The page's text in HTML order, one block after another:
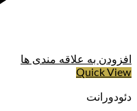
با کمک پنبه، چشم پاککن
ترکیبات اصلی محلول
– آب
– سیکلوپنتاسیلوکسان
افزودن به علاقه مندی ها
Quick View
دئودورانت